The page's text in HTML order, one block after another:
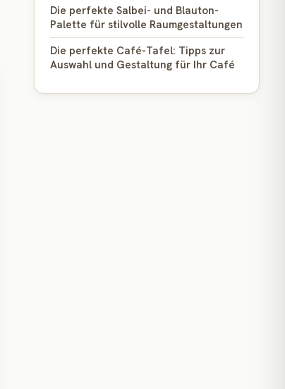
Die perfekte Salbei- und Blauton-
Palette für stilvolle Raumgestaltungen
Die perfekte Café-Tafel: Tipps zur
Auswahl und Gestaltung für Ihr Café